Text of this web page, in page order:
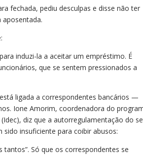
fechada, pediu desculpas e disse não ter
induzi-la a aceitar um empréstimo. É
que se sentem pressionados a
ligada a correspondentes bancários —
Ione Amorim, coordenadora do
diz que a autorregulamentação do
insuficiente para coibir abusos:
Só que os correspondentes se